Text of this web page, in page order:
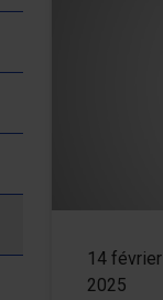
14 février
2025